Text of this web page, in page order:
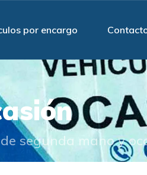
por encargo
segunda mano y